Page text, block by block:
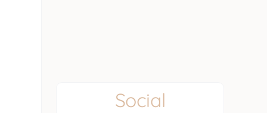
Social